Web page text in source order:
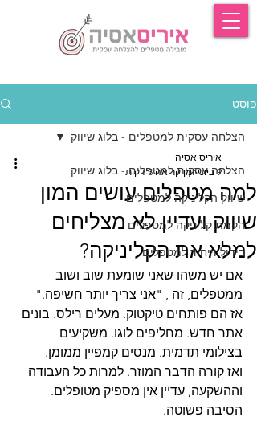
פוסט
הצלחה עסקית למטפלים - בלוג שיווק
שיווק הקליניקה למטפלים
הקמת קליניקה למטפלים
בידול וייחוד למטפלים
הצלחה עסקית למטפלים - בלוג שיווק
למה מטפלים עושים המון
שיווק ועדיין לא מצליחים
למלא את הקליניקה?
איריס אסיה
9 ביוני
זמן קריאה 3 דקות
אם יש משהו שאני שומעת שוב ושוב
ממטפלים, זה , "אני צריך יותר חשיפה."
אז הם פותחים טיקטוק. מעלים רילס. בונים
אתר חדש. מחליפים לוגו. משקיעים
בצילומי תדמית. מנסים קמפיין ממומן.
ואז קורה הדבר המוזר. למרות כל העבודה
וההשקעה, עדיין אין מספיק מטופלים.
הסיבה פשוטה.